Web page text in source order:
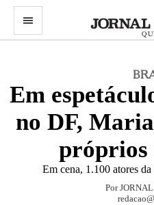
menu
Em
no DF,
próprios
Em cena, 1.100 atores
Por